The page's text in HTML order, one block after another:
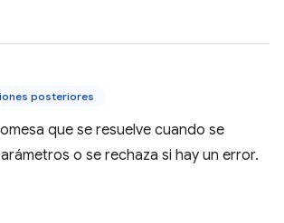
posteriores
que se resuelve cuando se
o se rechaza si hay un error.